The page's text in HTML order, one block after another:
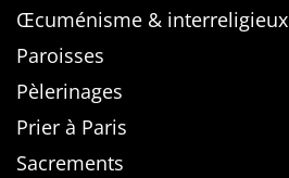
Œcuménisme & interreligieux
Paroisses
Pèlerinages
Prier à Paris
Sacrements